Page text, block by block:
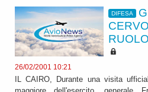
DIFESA
26/02/2001 10:21
IL CAIRO, Durante una visita